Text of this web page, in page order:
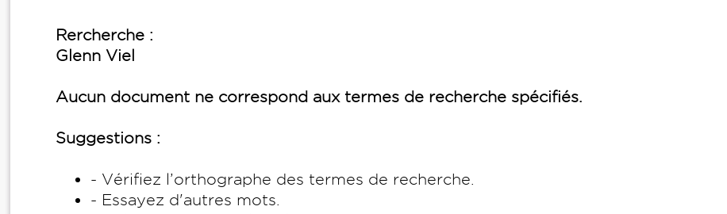
Rercherche :
Glenn Viel
Aucun document ne correspond aux termes de recherche spécifiés.
Suggestions :
- Vérifiez l’orthographe des termes de recherche.
- Essayez d'autres mots.